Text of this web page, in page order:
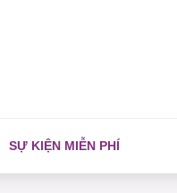
SỰ KIỆN MIỄN PHÍ